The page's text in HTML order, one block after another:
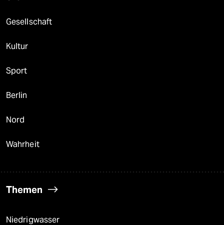
Gesellschaft
Kultur
Sport
Berlin
Nord
Wahrheit
Themen
Niedrigwasser